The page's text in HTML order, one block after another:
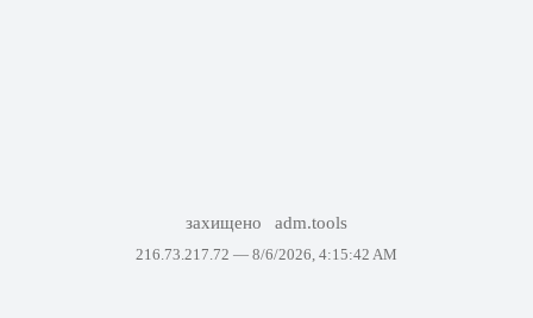
захищено adm.tools
216.73.217.72 — 8/6/2026, 4:15:42 AM